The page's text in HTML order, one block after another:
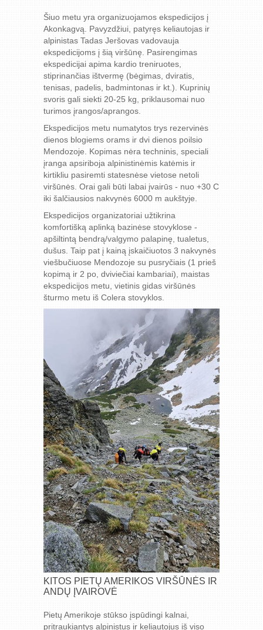
Šiuo metu yra organizuojamos ekspedicijos į
Akonkagvą. Pavyzdžiui, patyręs keliautojas ir
alpinistas Tadas Jeršovas vadovauja
ekspedicijoms į šią viršūnę. Pasirengimas
ekspedicijai apima kardio treniruotes,
stiprinančias ištvermę (bėgimas, dviratis,
tenisas, padelis, badmintonas ir kt.). Kuprinių
svoris gali siekti 20-25 kg, priklausomai nuo
turimos įrangos/aprangos.
Ekspedicijos metu numatytos trys rezervinės
dienos blogiems orams ir dvi dienos poilsio
Mendozoje. Kopimas nėra techninis, speciali
įranga apsiriboja alpinistinėmis katėmis ir
kirtikliu pasiremti statesnėse vietose netoli
viršūnės. Orai gali būti labai įvairūs - nuo +30 C
iki šalčiausios nakvynės 6000 m aukštyje.
Ekspedicijos organizatoriai užtikrina
komfortišką aplinką bazinėse stovyklose -
apšiltintą bendrą/valgymo palapinę, tualetus,
dušus. Taip pat į kainą įskaičiuotos 3 nakvynės
viešbučiuose Mendozoje su pusryčiais (1 prieš
kopimą ir 2 po, dviviečiai kambariai), maistas
ekspedicijos metu, vietinis gidas viršūnės
šturmo metu iš Colera stovyklos.
KITOS PIETŲ AMERIKOS VIRŠŪNĖS IR
ANDŲ ĮVAIROVĖ
Pietų Amerikoje stūkso įspūdingi kalnai,
pritraukiantys alpinistus ir keliautojus iš viso